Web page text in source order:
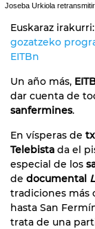
Joseba Urkiola
Euskaraz irakurri:
gozatzeko
EITBn
Un año más,
dar cuenta de
sanfermines.
En vísperas de
Telebista da el
especial de los
de documental
tradiciones más
hasta San
trata de una